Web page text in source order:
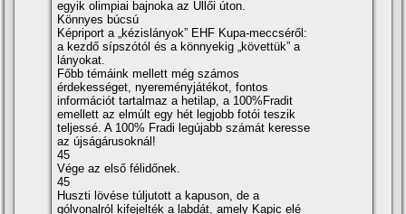
egyik olimpiai bajnoka az Üllői úton.
Könnyes búcsú
Képriport a „kézislányok” EHF Kupa-meccséről:
a kezdő sí­pszótól és a könnyekig „követtük” a
lányokat.
Főbb témáink mellett még számos
érdekességet, nyereményjátékot, fontos
információt tartalmaz a hetilap, a 100%Fradit
emellett az elmúlt egy hét legjobb fotói teszik
teljessé. A 100% Fradi legújabb számát keresse
az újságárusoknál!
45
Vége az első félidőnek.
45
Huszti lövése túljutott a kapuson, de a
gólvonalról kifejelték a labdát, amely Kapic elé